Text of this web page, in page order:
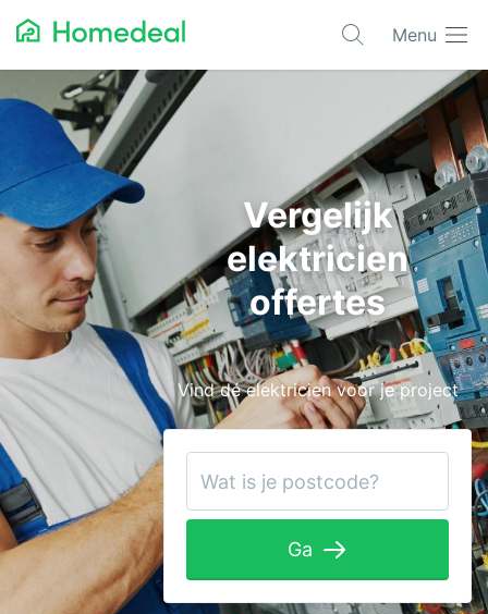
Menu
Populaire projecten
Asbest verwijderen
Dakbedekking
Dakkapel
Glas
Isolatie
Kozijnen
Laadpalen
Schilderwerk
Tuinaanleg
Ventilatie
Warmtepomp
Vergelijk
elektricien
offertes
Vind dé elektricien voor je project
Ga